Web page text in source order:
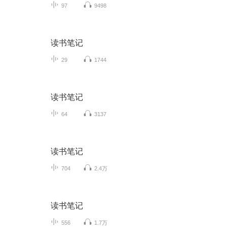
97 9498
读书笔记
29 1744
读书笔记
64 3137
读书笔记
704 2.4万
读书笔记
556 1.7万